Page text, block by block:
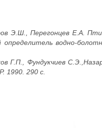
Э.Ш., Перегонцев Е.А.
определитель водно-
Г.П., Фундукчиев
290 с.